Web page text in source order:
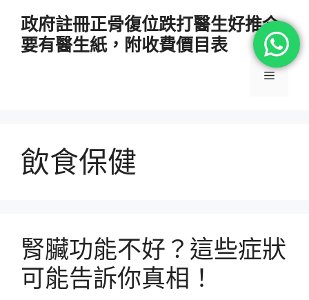
政府註冊正骨復位跌打醫生好推介
要有醫生紙，附收費價目表
選
飲食保健
腎臟功能不好？這些症狀
可能告訴你真相！